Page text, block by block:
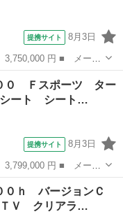
提携サイト 8月3日
ド名： ＵＸ２５０
ター ＬＥＤラン
０ Ｆスポーツ ター
ート シート…
提携サイト 8月3日
ド名： ＲＣ３０
ート シートベンチレ
０ｈ バージョンＣ
Ｖ クリアラ…